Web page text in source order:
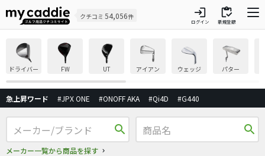
クチコミ 54,056件 login
ログイン
inventory
新規登録
ドライバー FW UT アイアン ウェッジ パター
急上昇ワード #JPX ONE #ONOFF AKA #Qi4D #G440
search
メーカー一覧から商品を探す
search